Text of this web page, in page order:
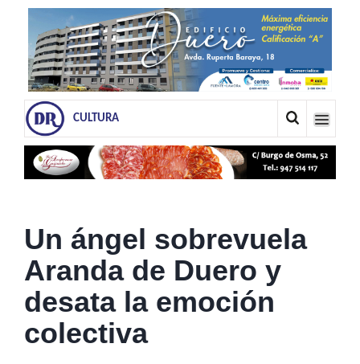
CULTURA
Un ángel sobrevuela
Aranda de Duero y
desata la emoción
colectiva